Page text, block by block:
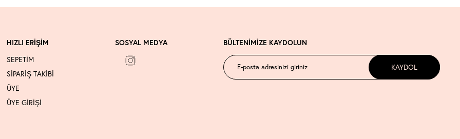
HIZLI ERİŞİM
SEPETİM
SİPARİŞ TAKİBİ
ÜYE
ÜYE GİRİŞİ
SOSYAL MEDYA BÜLTENİMİZE KAYDOLUN
KAYDOL